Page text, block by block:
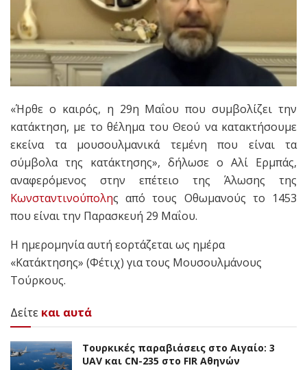
«Ήρθε ο καιρός, η 29η Μαΐου που συμβολίζει την
κατάκτηση, με το θέλημα του Θεού να κατακτήσουμε
εκείνα τα μουσουλμανικά τεμένη που είναι τα
σύμβολα της κατάκτησης», δήλωσε ο Αλί Ερμπάς,
αναφερόμενος στην επέτειο της Άλωσης της
Κωνσταντινούπολης από τους Οθωμανούς το 1453
που είναι την Παρασκευή 29 Μαΐου.
Η ημερομηνία αυτή εορτάζεται ως ημέρα
«Κατάκτησης» (Φέτιχ) για τους Μουσουλμάνους
Τούρκους.
Δείτε και αυτά
Τουρκικές παραβιάσεις στο Αιγαίο: 3
UAV και CN-235 στο FIR Αθηνών